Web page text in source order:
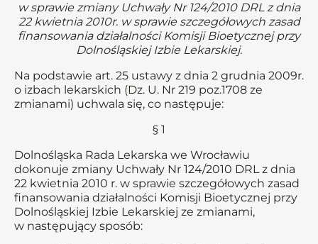
w sprawie zmiany Uchwały Nr 124/2010 DRL z dnia
22 kwietnia 2010r. w sprawie szczegółowych zasad
finansowania działalności Komisji Bioetycznej przy
Dolnośląskiej Izbie Lekarskiej.
Na podstawie art. 25 ustawy z dnia 2 grudnia 2009r.
o izbach lekarskich (Dz. U. Nr 219 poz.1708 ze
zmianami) uchwala się, co następuje:
§ 1
Dolnośląska Rada Lekarska we Wrocławiu
dokonuje zmiany Uchwały Nr 124/2010 DRL z dnia
22 kwietnia 2010 r. w sprawie szczegółowych zasad
finansowania działalności Komisji Bioetycznej przy
Dolnośląskiej Izbie Lekarskiej ze zmianami,
w następujący sposób: